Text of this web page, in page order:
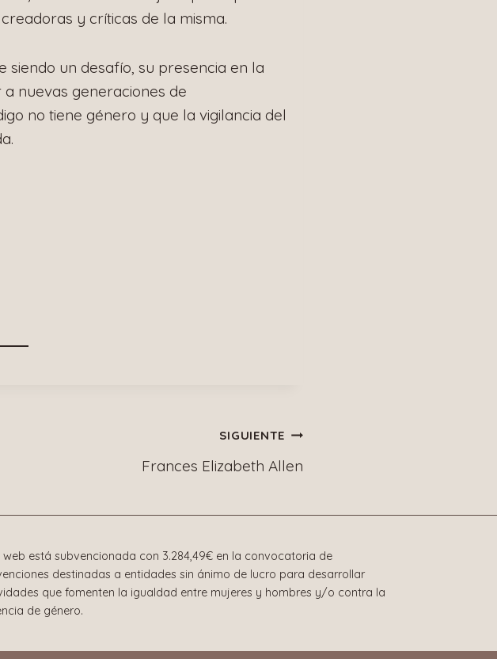
y críticas de la misma.
siendo un desafío, su presencia en la
nuevas generaciones de
no tiene género y que la vigilancia del
SIGUIENTE
Frances Elizabeth Allen
web está subvencionada con 3.284,49€ en la convocatoria de
destinadas a entidades sin ánimo de lucro para desarrollar
que fomenten la igualdad entre mujeres y hombres y/o contra la
de género.